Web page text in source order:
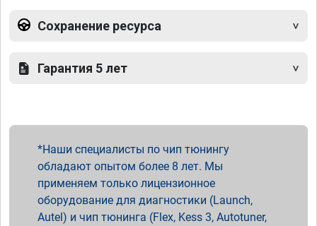
Сохранение ресурса
Гарантия 5 лет
Наши специалисты по чип тюнингу
обладают опытом более 8 лет. Мы
применяем только лицензионное
оборудование для диагностики (Launch,
Autel) и чип тюнинга (Flex, Kess 3, Autotuner,